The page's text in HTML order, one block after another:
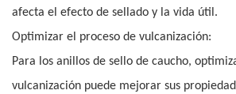
afecta el efecto de sellado y la vida útil.
Optimizar el proceso de vulcanización:
Para los anillos de sello de caucho,
vulcanización puede mejorar sus